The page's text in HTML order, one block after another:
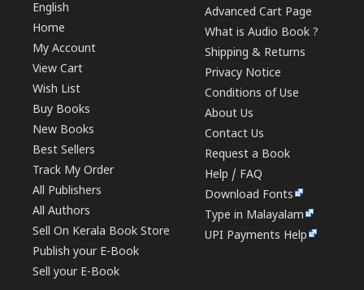
English
Home
My Account
View Cart
Wish List
Buy Books
New Books
Best Sellers
Track My Order
All Publishers
All Authors
Sell On Kerala Book Store
Publish your E-Book
Sell your E-Book
Advanced Cart Page
What is Audio Book ?
Shipping & Returns
Privacy Notice
Conditions of Use
About Us
Contact Us
Request a Book
Help / FAQ
Download Fonts
Type in Malayalam
UPI Payments Help